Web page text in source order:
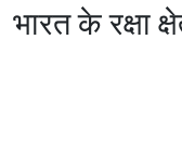
भारत के रक्षा